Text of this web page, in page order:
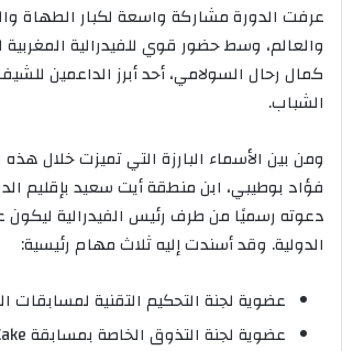
عرفت الدورة مشاركة واسعة لكبار الطهاة
والعالم، وسط حضور قوي للفيدرالية المغربية
كمال رحال السولامي، أحد أبرز الداعمين
الشباب.
ومن بين الأسماء البارزة التي تميزت خلال
فؤاد بوطيبي، ابن منطقة أيت سعيد بإقليم
دعوته رسميًا من طرف رئيس الفيدرالية ليكون
الدولية. وقد أسندت إليه ثلاث مهام رئيسية:
عضوية لجنة التحكيم التقنية لمسابقات
عضوية لجنة التذوق الخاصة بمسابقة Wedding Cake.